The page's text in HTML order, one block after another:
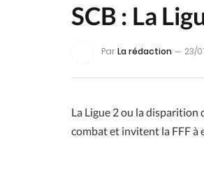
SCB : La
ParLa rédaction 23/
La Ligue 2 ou la disparition
combat et invitent la FFF à